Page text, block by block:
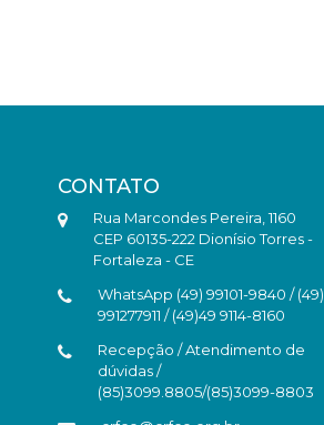
CONTATO
Rua Marcondes Pereira, 1160
CEP 60135-222 Dionísio Torres -
Fortaleza - CE
WhatsApp (49) 99101-9840 / (49)
991277911 / (49)49 9114-8160
Recepção / Atendimento de
dúvidas /
(85)3099.8805/(85)3099-8803